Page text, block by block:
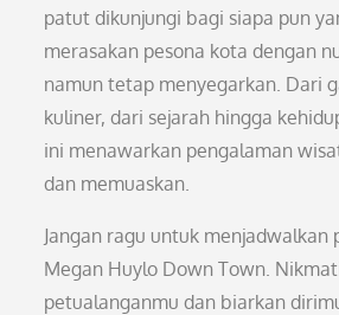
patut dikunjungi bagi siapa pun
merasakan pesona kota dengan
namun tetap menyegarkan. Dari
kuliner, dari sejarah hingga
ini menawarkan pengalaman
dan memuaskan.
Jangan ragu untuk menjadwalkan
Megan Huylo Down Town.
petualanganmu dan biarkan